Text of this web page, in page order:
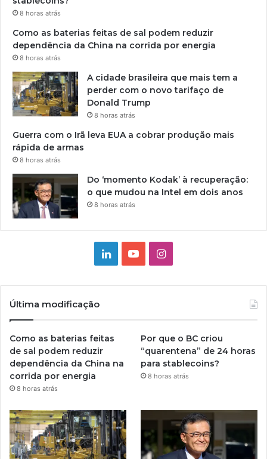
8 horas atrás
Como as baterias feitas de sal podem reduzir
dependência da China na corrida por energia
8 horas atrás
A cidade brasileira que mais tem a
perder com o novo tarifaço de
Donald Trump
8 horas atrás
Guerra com o Irã leva EUA a cobrar produção mais
rápida de armas
8 horas atrás
Do ‘momento Kodak’ à recuperação:
o que mudou na Intel em dois anos
8 horas atrás
LinkedinYouTubeInstagram
Última modificação
Como as baterias feitas
de sal podem reduzir
dependência da China na
corrida por energia
8 horas atrás
Por que o BC criou
“quarentena” de 24 horas
para stablecoins?
8 horas atrás